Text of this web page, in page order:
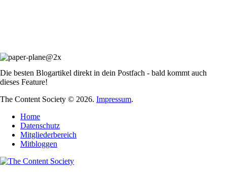
Die besten Blogartikel direkt in dein Postfach - bald kommt auch
dieses Feature!
The Content Society © 2026. Impressum.
Home
Datenschutz
Mitgliederbereich
Mitbloggen